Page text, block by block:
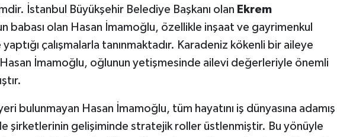
İstanbul Büyükşehir Belediye Başkanı olan Ekrem
babası olan Hasan İmamoğlu, özellikle inşaat ve gayrimenkul
çalışmalarla tanınmaktadır. Karadeniz kökenli bir aileye
İmamoğlu, oğlunun yetişmesinde ailevi değerleriyle önemli
bulunmayan Hasan İmamoğlu, tüm hayatını iş dünyasına adamış
şirketlerinin gelişiminde stratejik roller üstlenmiştir. Bu yönüyle